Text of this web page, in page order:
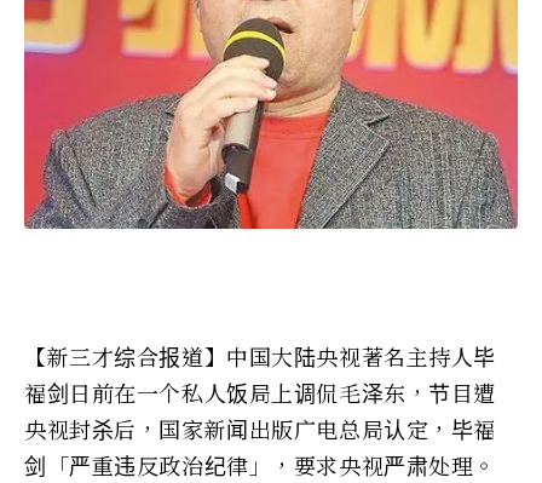
【新三才综合报道】中国大陆央视著名主持人毕
福剑日前在一个私人饭局上调侃毛泽东，节目遭
央视封杀后，国家新闻出版广电总局认定，毕福
剑「严重违反政治纪律」，要求央视严肃处理。